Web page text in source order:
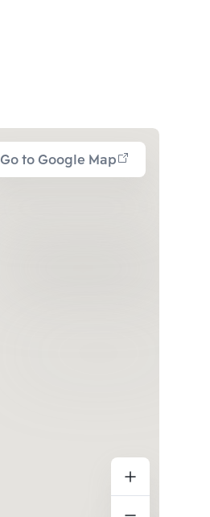
Go to Google Map